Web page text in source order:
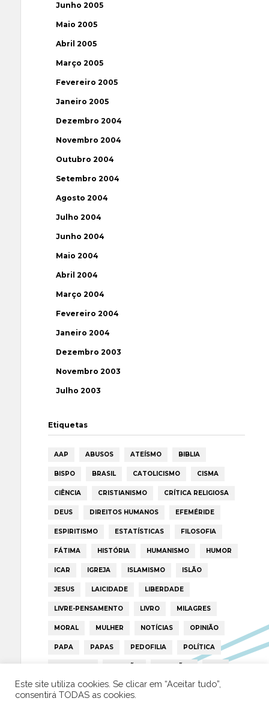
Junho 2005
Maio 2005
Abril 2005
Março 2005
Fevereiro 2005
Janeiro 2005
Dezembro 2004
Novembro 2004
Outubro 2004
Setembro 2004
Agosto 2004
Julho 2004
Junho 2004
Maio 2004
Abril 2004
Março 2004
Fevereiro 2004
Janeiro 2004
Dezembro 2003
Novembro 2003
Julho 2003
Etiquetas
AAP ABUSOS ATEÍSMO BIBLIA
BISPO BRASIL CATOLICISMO CISMA
CIÊNCIA CRISTIANISMO CRÍTICA RELIGIOSA
DEUS DIREITOS HUMANOS EFEMÉRIDE
ESPIRITISMO ESTATÍSTICAS FILOSOFIA
FÁTIMA HISTÓRIA HUMANISMO HUMOR
ICAR IGREJA ISLAMISMO ISLÃO
JESUS LAICIDADE LIBERDADE
LIVRE-PENSAMENTO LIVRO MILAGRES
MORAL MULHER NOTÍCIAS OPINIÃO
PAPA PAPAS PEDOFILIA POLÍTICA
PORTUGAL RELIGIÃO RELIGIÕES RTP
TRUMP VATICANO
Este site utiliza cookies. Se clicar em “Aceitar tudo”,
consentirá TODAS as cookies.